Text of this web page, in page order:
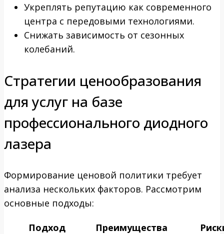
Укреплять репутацию как современного
центра с передовыми технологиями.
Снижать зависимость от сезонных
колебаний.
Стратегии ценообразования
для услуг на базе
профессионального диодного
лазера
Формирование ценовой политики требует
анализа нескольких факторов. Рассмотрим
основные подходы:
Подход Преимущества